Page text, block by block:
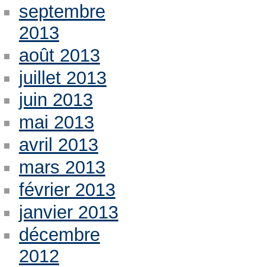
septembre
2013
août 2013
juillet 2013
juin 2013
mai 2013
avril 2013
mars 2013
février 2013
janvier 2013
décembre
2012